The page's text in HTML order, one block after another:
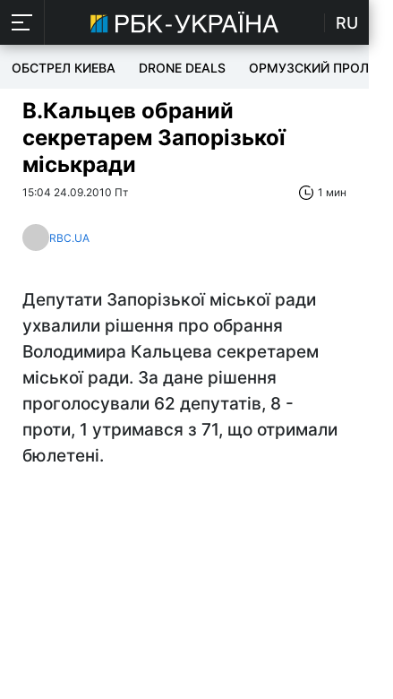
RU
ОБСТРЕЛ КИЕВА DRONE DEALS ОРМУЗСКИЙ ПРОЛИВ
В.Кальцев обраний
секретарем Запорізької
міськради
15:04 24.09.2010 Пт 1 мин
RBC.UA
Депутати Запорізької міської ради
ухвалили рішення про обрання
Володимира Кальцева секретарем
міської ради. За дане рішення
проголосували 62 депутатів, 8 -
проти, 1 утримався з 71, що отримали
бюлетені.